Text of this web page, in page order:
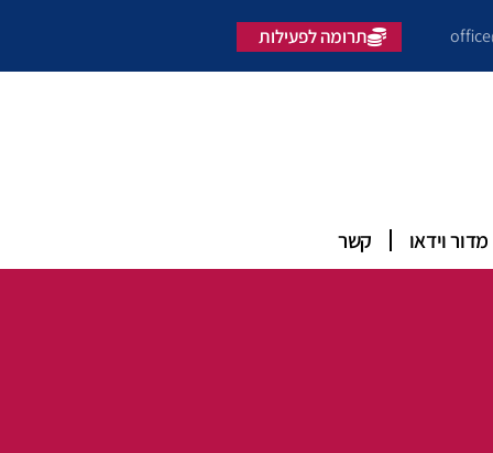
תרומה לפעילות
מדור וידאו קשר